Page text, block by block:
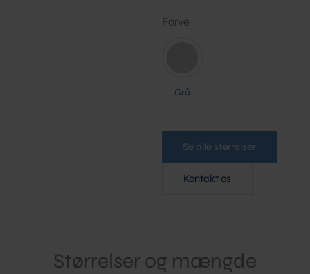
Farve
Grå
Se alle størrelser
Kontakt os
Størrelser og mængde